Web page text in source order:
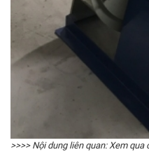
>>>> Nội dung liên quan: Xem qua